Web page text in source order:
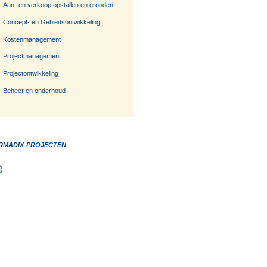
Aan- en verkoop opstallen en gronden
Concept- en Gebiedsontwikkeling
Kostenmanagement
Projectmanagement
Projectontwikkeling
Beheer en onderhoud
projecten